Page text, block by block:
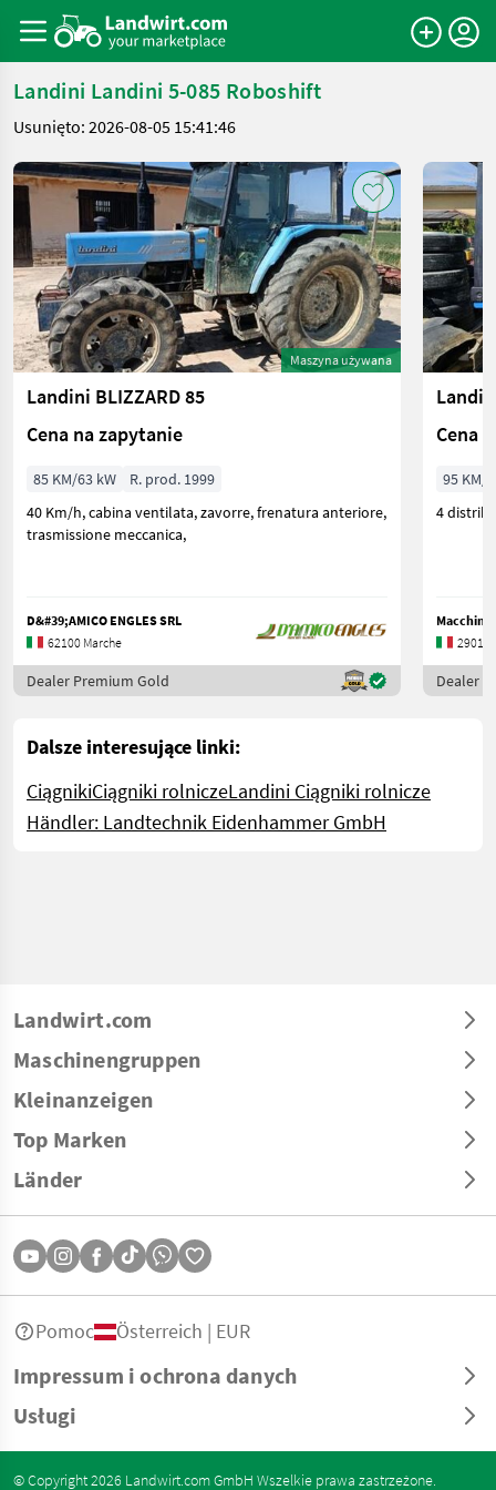
Landini Landini 5-085 Roboshift
Usunięto: 2026-08-05 15:41:46
Maszyna używana
Landini BLIZZARD 85
Cena na zapytanie
85 KM/63 kW
R. prod. 1999
40 Km/h, cabina ventilata, zavorre, frenatura anteriore,
trasmissione meccanica,
D&#39;AMICO ENGLES SRL
62100 Marche
Dealer Premium Gold
Cena
95 KM/
4
Macchine
29013
Dealer
Dalsze interesujące linki:
CiągnikiCiągniki rolniczeLandini Ciągniki rolnicze
Händler: Landtechnik Eidenhammer GmbH
Landwirt.com
Maschinengruppen
Kleinanzeigen
Top Marken
Länder
Impressum i ochrona danych
Usługi
Pomoc Österreich | EUR
© Copyright 2026 Landwirt.com GmbH Wszelkie prawa zastrzeżone.